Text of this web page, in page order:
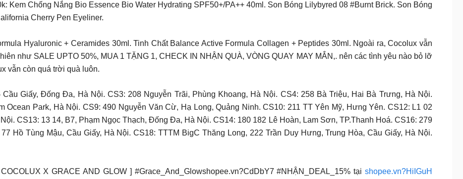
Kem Chống Nắng Bio Essence Bio Water Hydrating SPF50+/PA++ 40ml. Son Bóng Lilybyred 08 #Burnt Brick. Son Bóng
Cherry Pen Eyeliner.
Hyaluronic + Ceramides 30ml. Tinh Chất Balance Active Formula Collagen + Peptides 30ml. Ngoài ra, Cocolux vẫn
như SALE UPTO 50%, MUA 1 TẶNG 1, CHECK IN NHẬN QUÀ, VÒNG QUAY MAY MẮN,. nên các tình yêu nào bỏ lỡ
vẫn còn quá trời quà luôn.
Giấy, Đống Đa, Hà Nội. CS3: 208 Nguyễn Trãi, Phùng Khoang, Hà Nội. CS4: 258 Bà Triệu, Hai Bà Trưng, Hà Nội.
Ocean Park, Hà Nội. CS9: 490 Nguyễn Văn Cừ, Hạ Long, Quảng Ninh. CS10: 211 TT Yên Mỹ, Hưng Yên. CS12: L1 02
CS13: 13 14, B7, Phạm Ngọc Thạch, Đống Đa, Hà Nội. CS14: 180 182 Lê Hoàn, Lam Sơn, TP.Thanh Hoá. CS16: 279
Hồ Tùng Mậu, Cầu Giấy, Hà Nội. CS18: TTTM BigC Thăng Long, 222 Trần Duy Hưng, Trung Hòa, Cầu Giấy, Hà Nội.
COCOLUX X GRACE AND GLOW ] #Grace_And_Glowshopee.vn?CdDbY7 #NHẬN_DEAL_15% tạishopee.vn?HiIGuH